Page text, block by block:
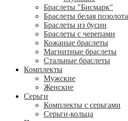
Браслеты "Бисмарк"
Браслеты белая позолота
Браслеты из бусин
Браслеты с черепами
Кожаные браслеты
Магнитные браслеты
Стальные браслеты
Комплекты
Мужские
Женские
Серьги
Комплекты с серьгами
Серьги-кольца